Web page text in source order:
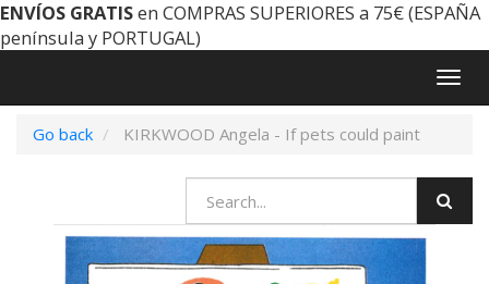
ENVÍOS GRATISen COMPRAS SUPERIORES a 75€ (ESPAÑA
península y PORTUGAL)
Go back
KIRKWOOD Angela - If pets could paint